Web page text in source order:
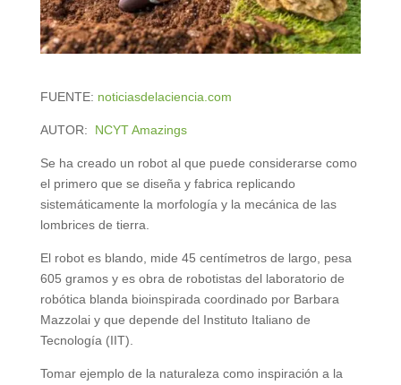
FUENTE: noticiasdelaciencia.com
AUTOR: NCYT Amazings
Se ha creado un robot al que puede considerarse como
el primero que se diseña y fabrica replicando
sistemáticamente la morfología y la mecánica de las
lombrices de tierra.
El robot es blando, mide 45 centímetros de largo, pesa
605 gramos y es obra de robotistas del laboratorio de
robótica blanda bioinspirada coordinado por Barbara
Mazzolai y que depende del Instituto Italiano de
Tecnología (IIT).
Tomar ejemplo de la naturaleza como inspiración a la